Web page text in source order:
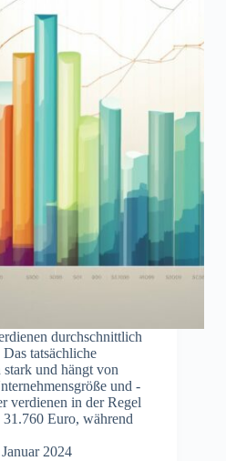
durchschnittlich
tatsächliche
und hängt von
und -
verdienen in der Regel
Euro, während
2024